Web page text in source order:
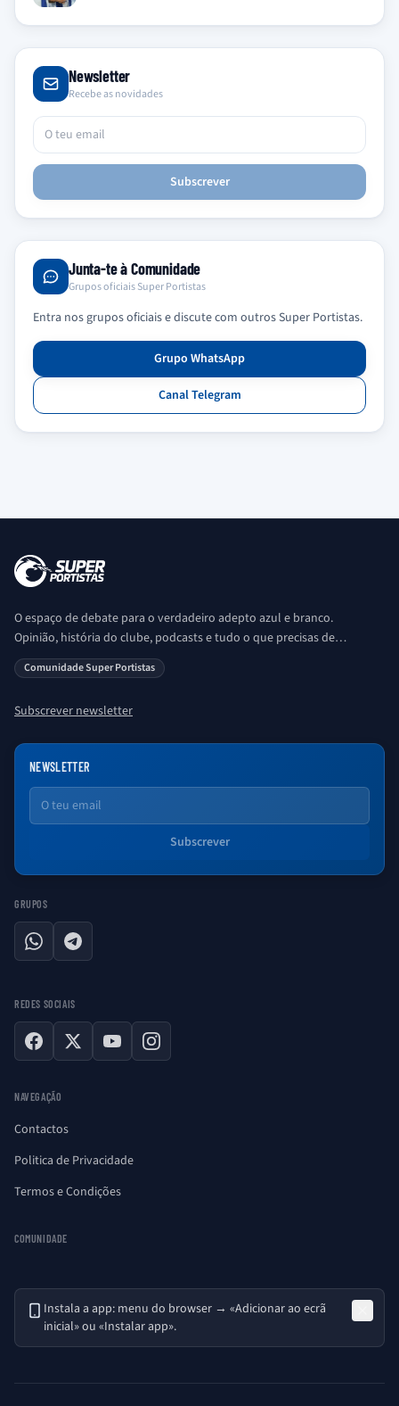
Newsletter
Recebe as novidades
Subscrever
Junta-te à Comunidade
Grupos oficiais Super Portistas
Entra nos grupos oficiais e discute com outros Super Portistas.
Grupo WhatsApp
Canal Telegram
O espaço de debate para o verdadeiro adepto azul e branco.
Opinião, história do clube, podcasts e tudo o que precisas de
saber sobre o universo Porto. Ser Porto é aqui!
Comunidade Super Portistas
Subscrever newsletter
NEWSLETTER
Email
Subscrever
GRUPOS
WhatsAppTelegram
REDES SOCIAIS
Facebook
X YouTubeInstagram
NAVEGAÇÃO
Contactos
Politica de Privacidade
Termos e Condições
COMUNIDADE
Instala a app: menu do browser → «Adicionar ao ecrã
inicial» ou «Instalar app».